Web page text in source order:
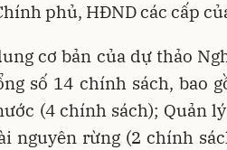
phủ, HĐND các cấp
cơ bản của dự thảo
số 14 chính sách, bao
(4 chính sách); Quản
nguyên rừng (2 chính